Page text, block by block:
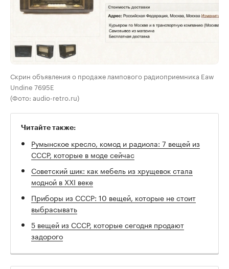
Скрин объявления о продаже лампового радиоприемника Eaw
Undine 7695E
(Фото: audio-retro.ru)
Читайте также:
Румынское кресло, комод и радиола: 7 вещей из
СССР, которые в моде сейчас
Советский шик: как мебель из хрущевок стала
модной в XXI веке
Приборы из СССР: 10 вещей, которые не стоит
выбрасывать
5 вещей из СССР, которые сегодня продают
задорого